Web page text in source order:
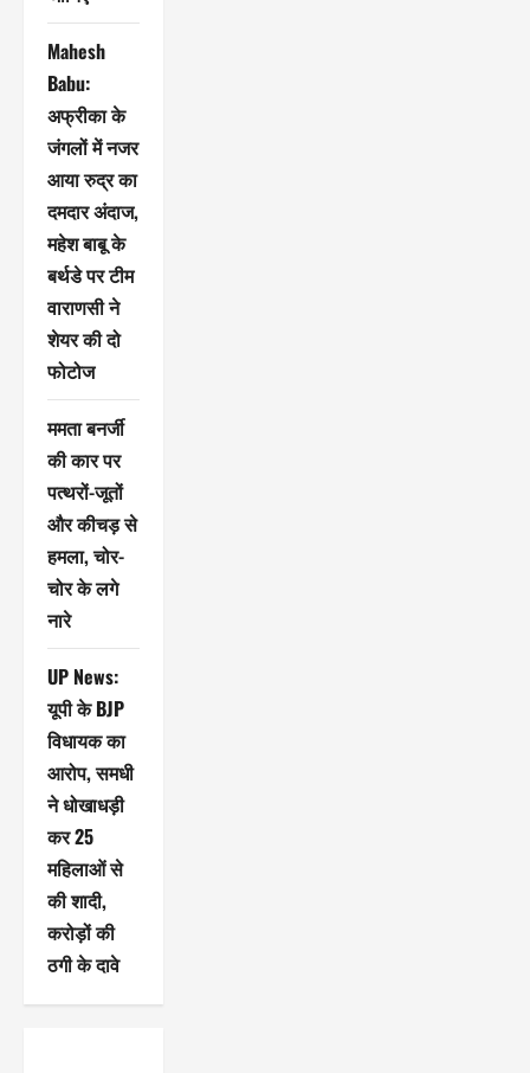
Mahesh
Babu:
अफ्रीका के
जंगलों में नजर
आया रुद्र का
दमदार अंदाज,
महेश बाबू के
बर्थडे पर टीम
वाराणसी ने
शेयर की दो
फोटोज
ममता बनर्जी
की कार पर
पत्थरों-जूतों
और कीचड़ से
हमला, चोर-
चोर के लगे
नारे
UP News:
यूपी के BJP
विधायक का
आरोप, समधी
ने धोखाधड़ी
कर 25
महिलाओं से
की शादी,
करोड़ों की
ठगी के दावे